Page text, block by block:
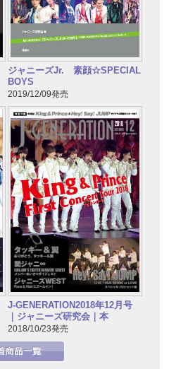
ジャニーズJr. 素顔☆SPECIAL
BOYS
2019/12/09発売
J-GENERATION2018年12月号
｜ジャニーズ研究会｜本
2018/10/23発売